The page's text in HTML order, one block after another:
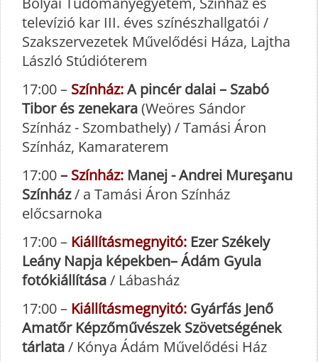
televízió kar III. éves színészhallgatói /
Szakszervezetek Művelődési Háza, Lajtha
László Stúdióterem
17:00 – Színház:A pincér dalai – Szabó
Tibor és zenekara(Weöres Sándor
Színház - Szombathely) / Tamási Áron
Színház, Kamaraterem
17:00– Színház: Manej - Andrei Mureşanu
Színház/ a Tamási Áron Színház
előcsarnoka
17:00 – Kiállításmegnyitó: Ezer Székely
Leány Napja képekben– Ádám Gyula
fotókiállítása/ Lábasház
17:00 – Kiállításmegnyitó: Gyárfás Jenő
Amatőr Képzőművészek Szövetségének
tárlata/ Kónya Ádám Művelődési Ház